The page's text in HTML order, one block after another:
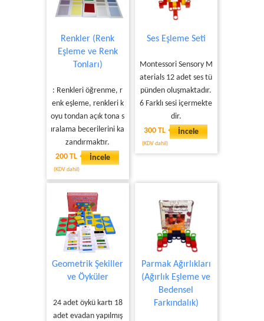
Renkler (Renk
Eşleme ve Renk
Tonları)
: Renkleri öğrenme, r
enk eşleme, renkleri k
oyu tondan açık tona s
ıralama becerilerini ka
zandırmaktır.
200 TL
(KDV dahil)
İncele
Ses Eşleme Seti
Montessori Sensory M
aterials 12 adet ses tü
pünden oluşmaktadır.
6 Farklı sesi içermekte
dir.
300 TL
(KDV dahil)
İncele
Geometrik Şekiller
ve Öyküler
24 adet öykü kartı 18
adet evadan yapılmış
Parmak Ağırlıkları
(Ağırlık Eşleme ve
Bedensel
Farkındalık)